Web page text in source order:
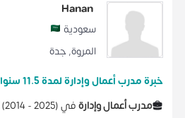
Hanan
سعودية
المروة,جدة
خبرة مدرب أعمال وإدارة لمدة 11.5 سنوات
مدرب أعمال وإدارةفي (2014 -2025)